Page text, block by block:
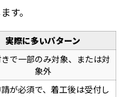
す。
実際に多いパターン
で一部のみ対象、または対
象外
が必須で、着工後は受付し